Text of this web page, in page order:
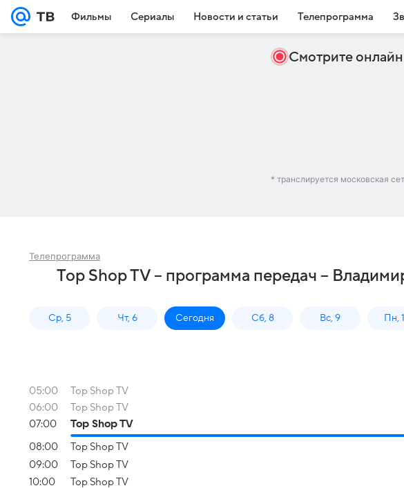
Фильмы Сериалы Новости и статьи Телепрограмма
Смотрите онлайн
* транслируется московская
Телепрограмма
Top Shop TV – программа передач –
Ср, 5 Чт, 6 Сегодня Сб, 8 Вс, 9 Пн,
05:00
Top Shop TV
06:00
Top Shop TV
07:00
Top Shop TV
08:00
Top Shop TV
09:00
Top Shop TV
10:00
Top Shop TV